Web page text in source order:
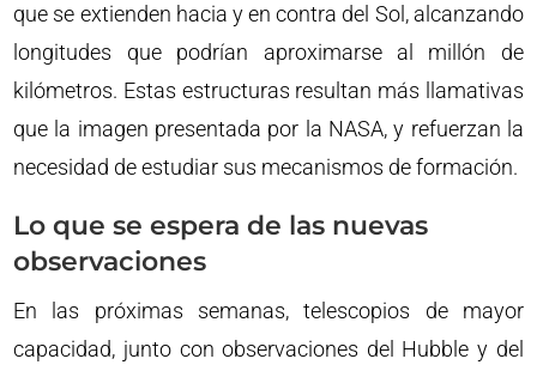
que se extienden hacia y en contra del Sol, alcanzando
longitudes que podrían aproximarse al millón de
kilómetros. Estas estructuras resultan más llamativas
que la imagen presentada por la NASA, y refuerzan la
necesidad de estudiar sus mecanismos de formación.
Lo que se espera de las nuevas
observaciones
En las próximas semanas, telescopios de mayor
capacidad, junto con observaciones del Hubble y del